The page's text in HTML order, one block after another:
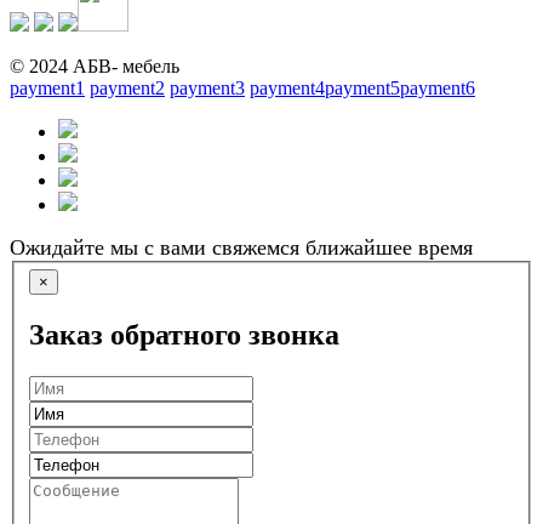
© 2024 АБВ- мебель
payment1 payment2 payment3 payment4payment5payment6
Ожидайте мы с вами свяжемся ближайшее время
×
Заказ обратного звонка